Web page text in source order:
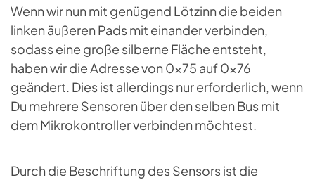
Wenn wir nun mit genügend Lötzinn die beiden
linken äußeren Pads mit einander verbinden,
sodass eine große silberne Fläche entsteht,
haben wir die Adresse von 0x75 auf 0x76
geändert. Dies ist allerdings nur erforderlich, wenn
Du mehrere Sensoren über den selben Bus mit
dem Mikrokontroller verbinden möchtest.
Durch die Beschriftung des Sensors ist die